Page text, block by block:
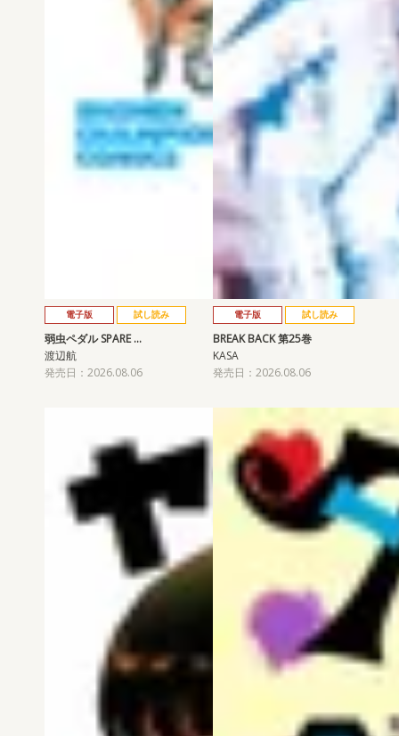
電子版 試し読み
弱虫ペダル SPARE …
渡辺航
発売日：2026.08.06
電子版 試し読み
BREAK BACK 第25巻
KASA
発売日：2026.08.06